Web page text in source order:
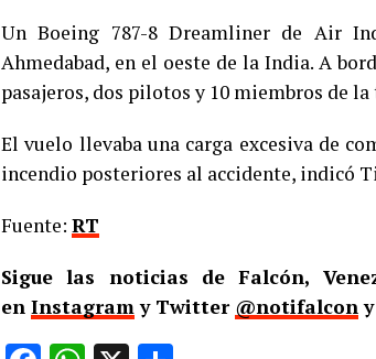
Un Boeing 787-8 Dreamliner de Air
Ahmedabad, en el oeste de la India. A
pasajeros, dos pilotos y 10 miembros de
El vuelo llevaba una carga excesiva de
incendio posteriores al accidente, indicó
Fuente: RT
Sigue las noticias de Falcón,
en Instagramy Twitter @notifalcon